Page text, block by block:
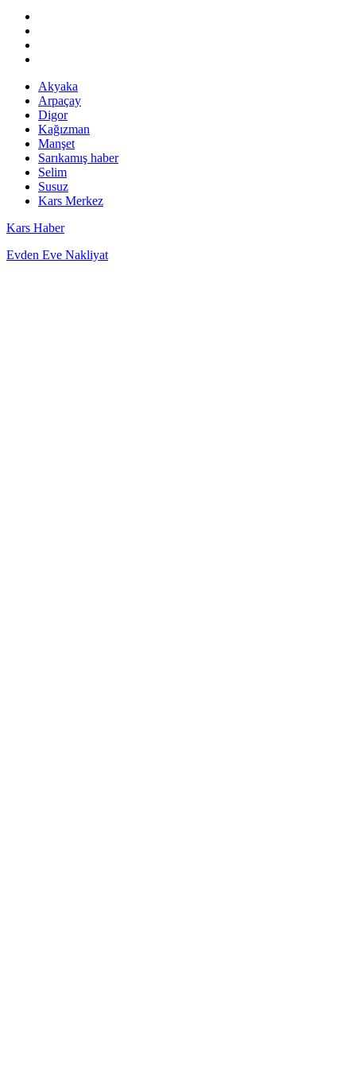
Akyaka
Arpaçay
Digor
Kağızman
Manşet
Sarıkamış haber
Selim
Susuz
Kars Merkez
Kars Haber
Evden Eve Nakliyat